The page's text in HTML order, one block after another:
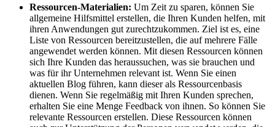
Ressourcen-Materialien: Um Zeit zu sparen, können Sie
allgemeine Hilfsmittel erstellen, die Ihren Kunden helfen, mit
ihren Anwendungen gut zurechtzukommen. Ziel ist es, eine
Liste von Ressourcen bereitzustellen, die auf mehrere Fälle
angewendet werden können. Mit diesen Ressourcen können
sich Ihre Kunden das heraussuchen, was sie brauchen und
was für ihr Unternehmen relevant ist. Wenn Sie einen
aktuellen Blog führen, kann dieser als Ressourcenbasis
dienen. Wenn Sie regelmäßig mit Ihren Kunden sprechen,
erhalten Sie eine Menge Feedback von ihnen. So können Sie
relevante Ressourcen erstellen. Diese Ressourcen können